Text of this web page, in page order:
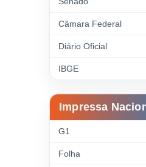
Câmara Federal
Diário Oficial
IBGE
Impressa
G1
Folha